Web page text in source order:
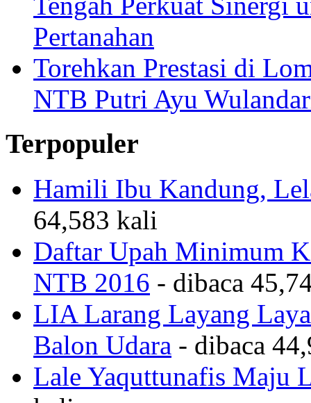
Pertanahan
Torehkan Prestasi di
NTB Putri Ayu
Terpopuler
Hamili Ibu Kandung,
64,583 kali
Daftar Upah Minimum
NTB 2016 - dibaca
LIA Larang Layang
Balon Udara - dibaca
Lale Yaquttunafis Maju